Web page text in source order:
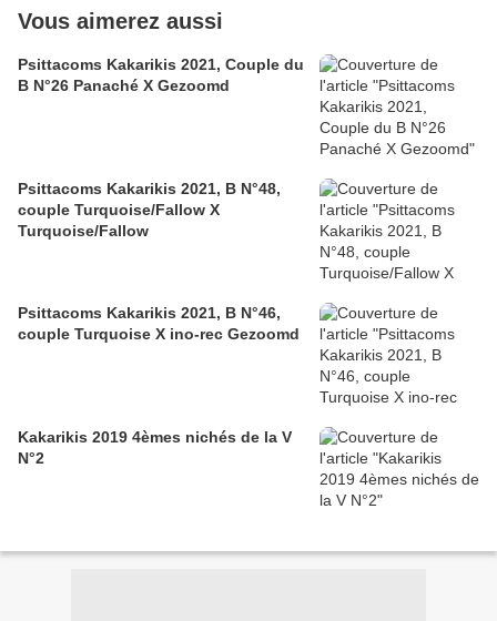
Vous aimerez aussi
Psittacoms Kakarikis 2021, Couple du
B N°26 Panaché X Gezoomd
Psittacoms Kakarikis 2021, B N°48,
couple Turquoise/Fallow X
Turquoise/Fallow
Psittacoms Kakarikis 2021, B N°46,
couple Turquoise X ino-rec Gezoomd
Kakarikis 2019 4èmes nichés de la V
N°2